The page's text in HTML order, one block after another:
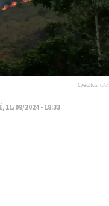
11/09/2024 - 18:33
Créditos:CAR